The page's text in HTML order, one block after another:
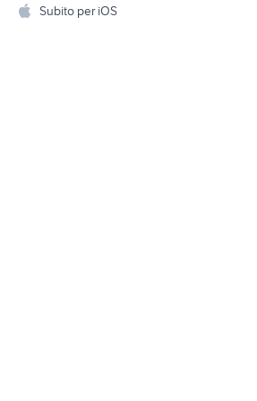
Subito per iOS